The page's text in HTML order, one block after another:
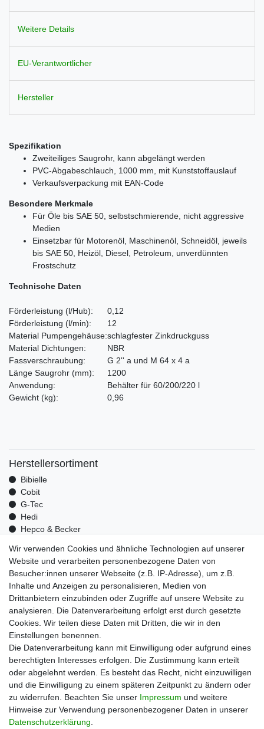
Weitere Details
EU-Verantwortlicher
Hersteller
Spezifikation
Zweiteiliges Saugrohr, kann abgelängt werden
PVC-Abgabeschlauch, 1000 mm, mit Kunststoffauslauf
Verkaufsverpackung mit EAN-Code
Besondere Merkmale
Für Öle bis SAE 50, selbstschmierende, nicht aggressive
Medien
Einsetzbar für Motorenöl, Maschinenöl, Schneidöl, jeweils
bis SAE 50, Heizöl, Diesel, Petroleum, unverdünnten
Frostschutz
Technische Daten
Förderleistung (l/Hub):
0,12
Förderleistung (l/min):
12
Material Pumpengehäuse:schlagfester Zinkdruckguss
Material Dichtungen:
NBR
Fassverschraubung:
G 2'' a und M 64 x 4 a
Länge Saugrohr (mm):
1200
Anwendung:
Behälter für 60/200/220 l
Gewicht (kg): 0,96
Herstellersortiment
Bibielle
Cobit
G-Tec
Hedi
Hepco & Becker
Optrel
Pressol
Telwin
Mehr über uns
Zahlungsarten
Versand
Kontakt
Unsere Kaufabwicklung ist durch SSL gesichert
Wir verwenden Cookies und ähnliche Technologien auf unserer
Website und verarbeiten personenbezogene Daten von
Besucher:innen unserer Webseite (z.B. IP-Adresse), um z.B.
Inhalte und Anzeigen zu personalisieren, Medien von
Drittanbietern einzubinden oder Zugriffe auf unsere Website zu
analysieren. Die Datenverarbeitung erfolgt erst durch gesetzte
Cookies. Wir teilen diese Daten mit Dritten, die wir in den
Einstellungen benennen.
Die Datenverarbeitung kann mit Einwilligung oder aufgrund eines
berechtigten Interesses erfolgen. Die Zustimmung kann erteilt
oder abgelehnt werden. Es besteht das Recht, nicht einzuwilligen
und die Einwilligung zu einem späteren Zeitpunkt zu ändern oder
zu widerrufen. Beachten Sie unser Impressum und weitere
Hinweise zur Verwendung personenbezogener Daten in unserer
Daten­schutz­erklärung